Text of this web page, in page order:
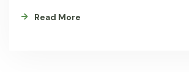
Read More